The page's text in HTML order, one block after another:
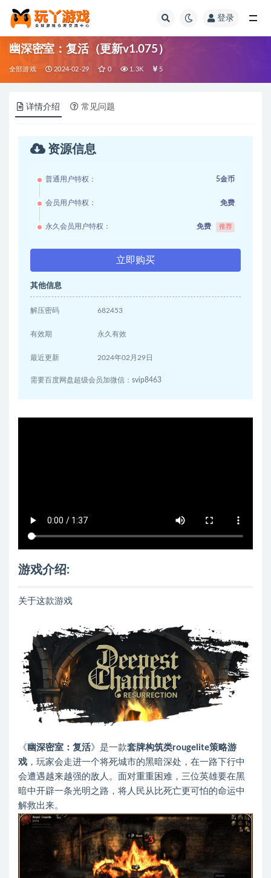
登录
幽深密室：复活（更新v1.075）
全部游戏 2024-02-29 0 1.3K 5
详情介绍 常见问题
资源信息
普通用户特权： 5金币
会员用户特权： 免费
永久会员用户特权： 免费 推荐
立即购买
其他信息
解压密码 682453
有效期 永久有效
最近更新 2024年02月29日
需要百度网盘超级会员加微信：svip8463
游戏介绍:
关于这款游戏
《 幽深密室：复活》是一款套牌构筑类rougelite策略游
戏 ，玩家会走进一个将死城市的黑暗深处，在一路下行中
会遭遇越来越强的敌人。面对重重困难，三位英雄要在黑
暗中开辟一条光明之路，将人民从比死亡更可怕的命运中
解救出来。